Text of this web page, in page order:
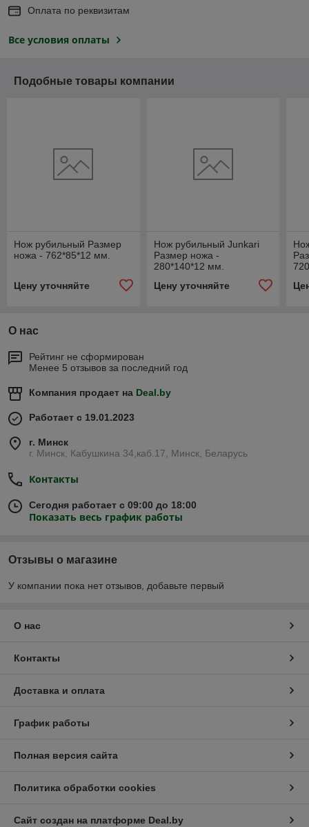
Оплата по реквизитам
Все условия оплаты
Подобные товары компании
Нож рубильный Размер
ножа - 762*85*12 мм.
Цену уточняйте
Нож рубильный Junkari
Размер ножа -
280*140*12 мм.
Цену уточняйте
О нас
Рейтинг не сформирован
Менее 5 отзывов за последний год
Компания продает на Deal.by
Работает с 19.01.2023
г. Минск
г. Минск, Кабушкина 34,каб.17, Минск, Беларусь
Контакты
Сегодня работает с 09:00 до 18:00
Показать весь график работы
Отзывы о магазине
У компании пока нет отзывов, добавьте первый
О нас
Контакты
Доставка и оплата
График работы
Полная версия сайта
Политика обработки cookies
Сайт создан на платформе Deal.by